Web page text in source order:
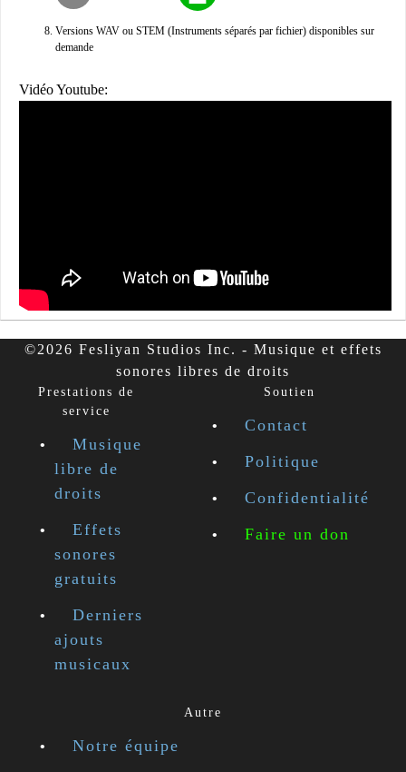
Versions WAV ou STEM (Instruments séparés par fichier) disponibles sur
demande
Vidéo Youtube:
©2026 Fesliyan Studios Inc. - Musique et effets
sonores libres de droits
Prestations de
service
Musique
libre de
droits
Effets
sonores
gratuits
Derniers
ajouts
musicaux
Soutien
Contact
Politique
Confidentialité
Faire un don
Autre
Notre équipe